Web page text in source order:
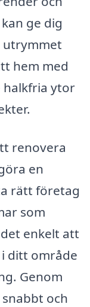
ge dig
utrymmet
hem med
halkfria ytor
renovera
en
rätt företag
som
enkelt att
ditt område
Genom
och